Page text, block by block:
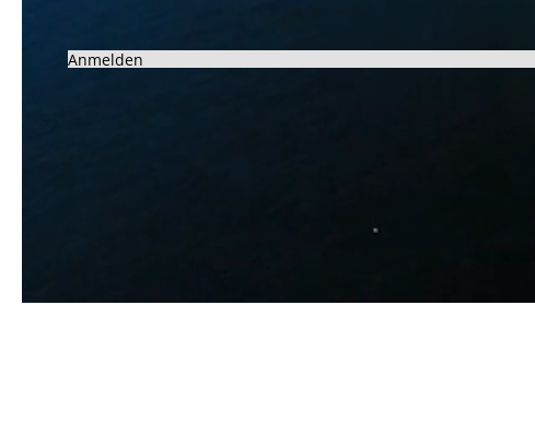
Anmelden